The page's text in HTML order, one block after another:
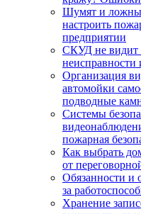
Шумят и
настроить
предприятии
СКУД не видит
неисправности
Организация
автомойки
подводные
Системы
пожарная
Как выбрать
от
Обязанности и
за
Хранение